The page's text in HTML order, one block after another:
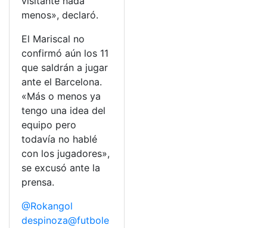
menos», declaró.
El Mariscal no
confirmó aún los 11
que saldrán a jugar
ante el Barcelona.
«Más o menos ya
tengo una idea del
equipo pero
todavía no hablé
con los jugadores»,
se excusó ante la
prensa.
@Rokangol
despinoza@futbole